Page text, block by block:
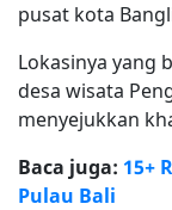
pusat kota
Lokasinya yang
desa wisata
menyejukkan
Baca juga: 15+
Pulau Bali